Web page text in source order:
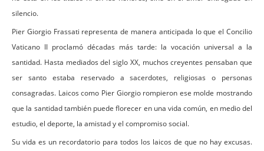
silencio.
Pier Giorgio Frassati representa de manera anticipada lo que el Concilio
Vaticano II proclamó décadas más tarde: la vocación universal a la
santidad. Hasta mediados del siglo XX, muchos creyentes pensaban que
ser santo estaba reservado a sacerdotes, religiosas o personas
consagradas. Laicos como Pier Giorgio rompieron ese molde mostrando
que la santidad también puede florecer en una vida común, en medio del
estudio, el deporte, la amistad y el compromiso social.
Su vida es un recordatorio para todos los laicos de que no hay excusas.